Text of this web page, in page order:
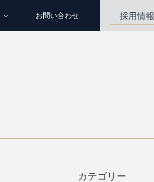
お問い合わせ 採用情報
カテゴリー